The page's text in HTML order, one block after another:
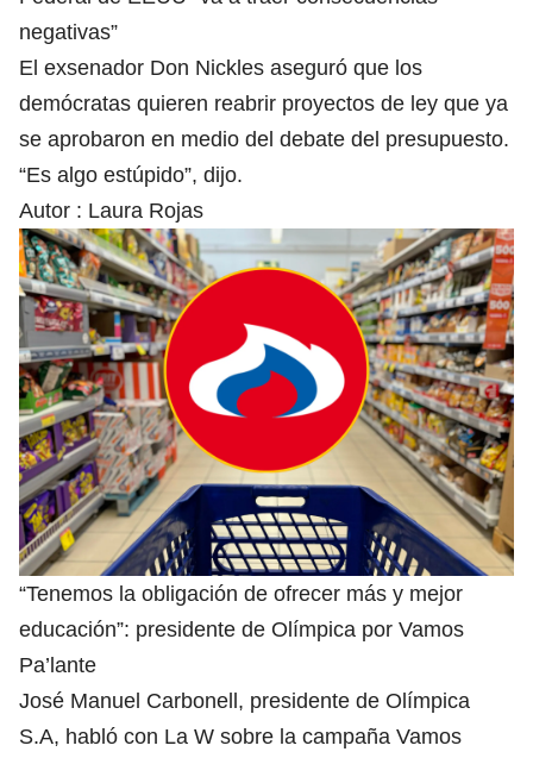
negativas”
El exsenador Don Nickles aseguró que los
demócratas quieren reabrir proyectos de ley que ya
se aprobaron en medio del debate del presupuesto.
“Es algo estúpido”, dijo.
Autor : Laura Rojas
“Tenemos la obligación de ofrecer más y mejor
educación”: presidente de Olímpica por Vamos
Pa’lante
José Manuel Carbonell, presidente de Olímpica
S.A, habló con La W sobre la campaña Vamos